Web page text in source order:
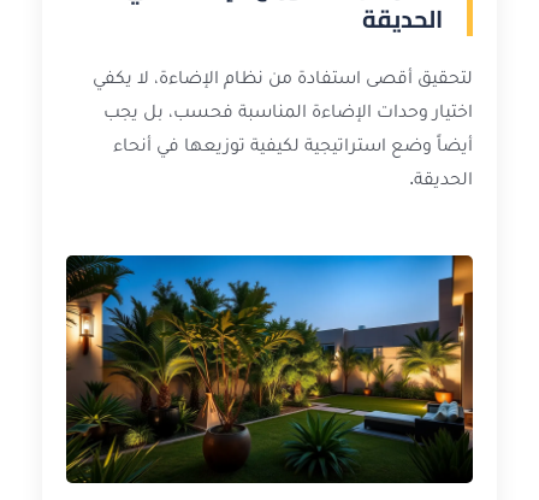
الحديقة
لتحقيق أقصى استفادة من نظام الإضاءة، لا يكفي
اختيار وحدات الإضاءة المناسبة فحسب، بل يجب
أيضاً وضع استراتيجية لكيفية توزيعها في أنحاء
الحديقة.